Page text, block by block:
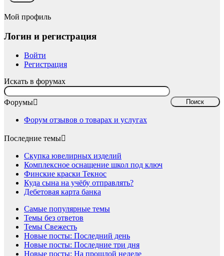
Мой профиль
Логин и регистрация
Войти
Регистрация
Искать в форумах
Форумы
Форум отзывов о товарах и услугах
Последние темы
Скупка ювелирных изделий
Комплексное оснащение школ под ключ
Финские краски Текнос
Куда сына на учёбу отправлять?
Дебетовая карта банка
Самые популярные темы
Темы без ответов
Темы Свежесть
Новые посты: Последний день
Новые посты: Последние три дня
Новые посты: На прошлой неделе